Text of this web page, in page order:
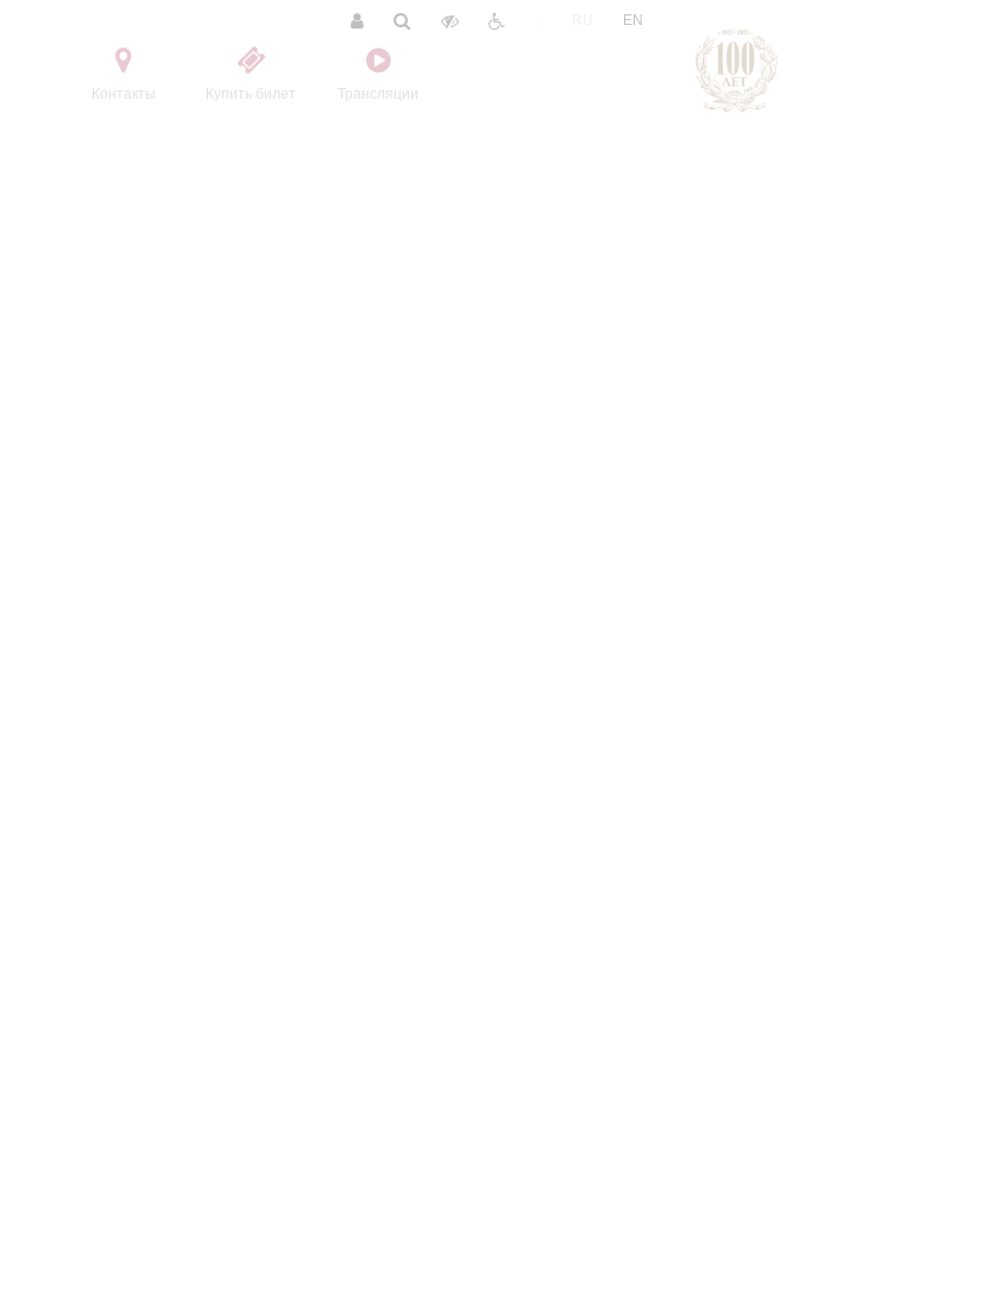
Контакты Купить билет Трансляции
EN